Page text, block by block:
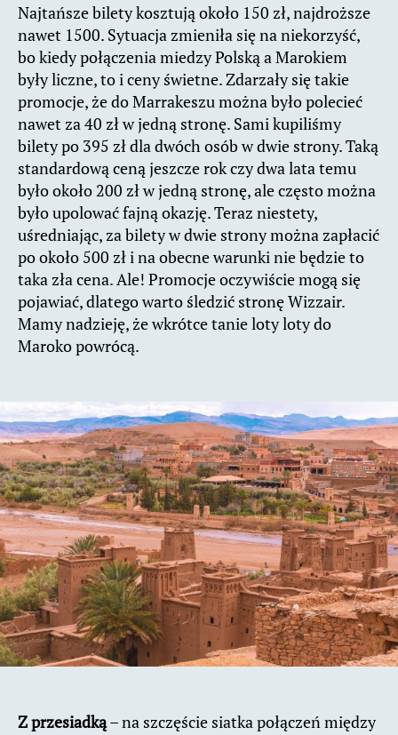
Najtańsze bilety kosztują około 150 zł, najdroższe
nawet 1500. Sytuacja zmieniła się na niekorzyść,
bo kiedy połączenia miedzy Polską a Marokiem
były liczne, to i ceny świetne. Zdarzały się takie
promocje, że do Marrakeszu można było polecieć
nawet za 40 zł w jedną stronę. Sami kupiliśmy
bilety po 395 zł dla dwóch osób w dwie strony. Taką
standardową ceną jeszcze rok czy dwa lata temu
było około 200 zł w jedną stronę, ale często można
było upolować fajną okazję. Teraz niestety,
uśredniając, za bilety w dwie strony można zapłacić
po około 500 zł i na obecne warunki nie będzie to
taka zła cena. Ale! Promocje oczywiście mogą się
pojawiać, dlatego warto śledzić stronę Wizzair.
Mamy nadzieję, że wkrótce tanie loty loty do
Maroko powrócą.
Z przesiadką– na szczęście siatka połączeń między